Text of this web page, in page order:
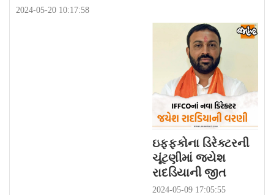
2024-05-20 10:17:58
ઇફ્ફકોના ડિરેક્ટરની
ચૂંટણીમાં જયેશ
રાદડિયાની જીત
2024-05-09 17:05:55